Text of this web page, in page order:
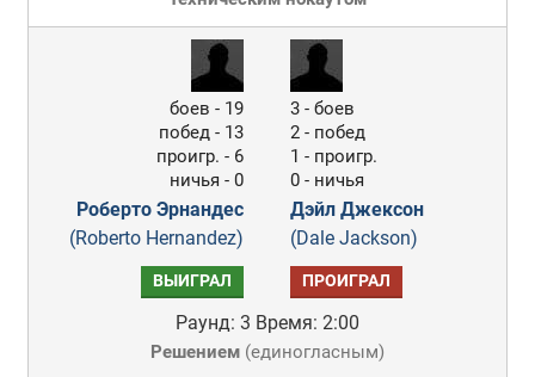
боев - 19
побед - 13
проигр. - 6
ничья - 0
Роберто Эрнандес
(Roberto Hernandez)
3 - боев
2 - побед
1 - проигр.
0 - ничья
Дэйл Джексон
(Dale Jackson)
ВЫИГРАЛ ПРОИГРАЛ
Раунд: 3 Время: 2:00
Решением(единогласным)